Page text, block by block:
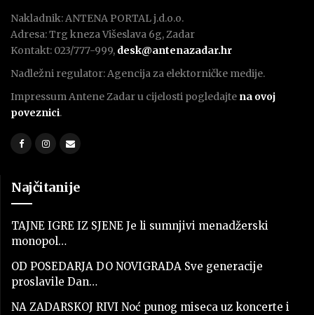
Nakladnik: ANTENA PORTAL j.d.o.o.
Adresa: Trg kneza Višeslava 6g, Zadar
Kontakt: 023/777-999, desk@antenazadar.hr
Nadležni regulator: Agencija za elektorničke medije.
Impressum Antene Zadar u cijelosti pogledajte na ovoj
poveznici.
Najčitanije
TAJNE IGRE IZ SJENE Je li sumnjivi menadžerski
monopol…
OD POSEDARJA DO NOVIGRADA Sve generacije
proslavile Dan…
NA ZADARSKOJ RIVI Noć punog miseca uz koncerte i